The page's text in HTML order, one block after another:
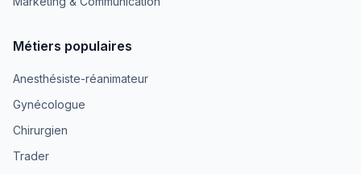
Métiers populaires
Anesthésiste-réanimateur
Gynécologue
Chirurgien
Trader